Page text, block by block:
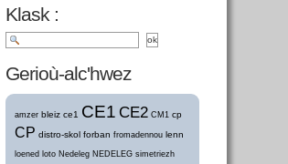
Klask :
Gerioù-alc'hwez
amzer bleiz ce1 CE1 CE2 CM1 cp
CP distro-skol forban fromadennou lenn
loened loto Nedeleg NEDELEG simetriezh